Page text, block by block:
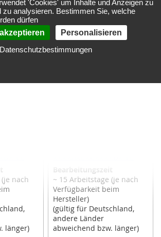
Versandkosten
In den Warenkorb
ZUR
WUNSCHLISTE
nach
länger)
Bearbeitungszeit
~ 15 Arbeitstage (je nach
Verfügbarkeit beim
Hersteller)
(gültig für Deutschland,
andere Länder
abweichend bzw. länger)
'Cookies' um Inhalte und Anzeigen zu
zu analysieren. Bestimmen Sie, welche
dürfen
Personalisieren
Datenschutzbestimmungen